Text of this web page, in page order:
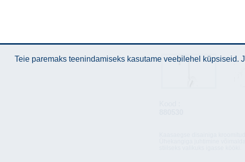
Teie paremaks teenindamiseks kasutame veebilehel